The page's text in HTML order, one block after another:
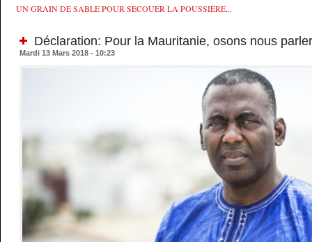
UN GRAIN DE SABLE POUR SECOUER LA POUSSIÈRE...
Déclaration: Pour la Mauritanie, osons nous
Mardi 13 Mars 2018 - 10:23